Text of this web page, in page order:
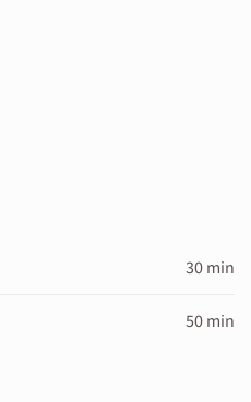
30 min
50 min